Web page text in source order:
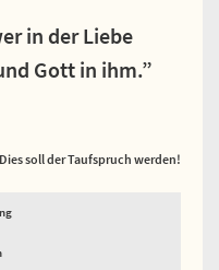
in der Liebe
Gott in ihm.”
Dies soll der Taufspruch werden!